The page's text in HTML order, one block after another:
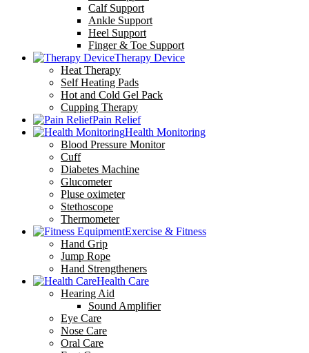
Calf Support
Ankle Support
Heel Support
Finger & Toe Support
Therapy Device
Heat Therapy
Self Heating Pads
Hot and Cold Gel Pack
Cupping Therapy
Pain Relief
Health Monitoring
Blood Pressure Monitor
Cuff
Diabetes Machine
Glucometer
Pluse oximeter
Stethoscope
Thermometer
Exercise & Fitness
Hand Grip
Jump Rope
Hand Strengtheners
Health Care
Hearing Aid
Sound Amplifier
Eye Care
Nose Care
Oral Care